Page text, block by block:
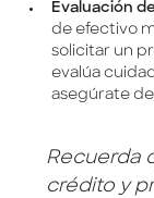
Evaluación
de efectivo
solicitar un
evalúa
asegúrate
Recuerda
crédito y